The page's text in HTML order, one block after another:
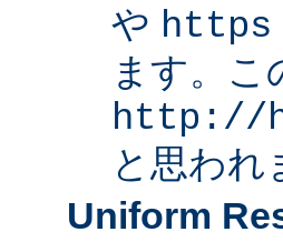
や https
ます。こ
http://
と思われ
Uniform